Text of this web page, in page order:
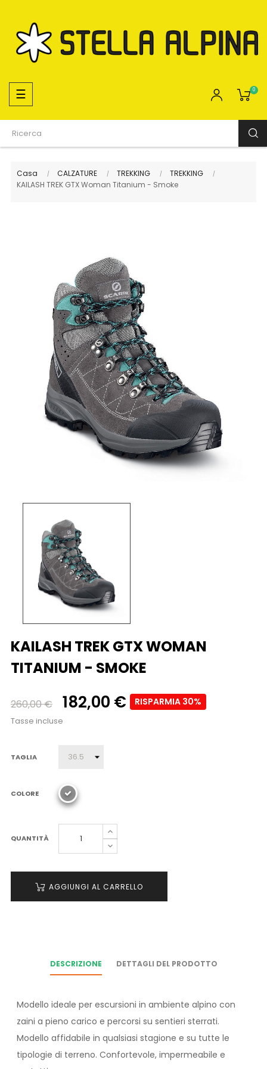
navigazione
Toggle
☰ 0
Casa CALZATURE TREKKING
TREKKING
KAILASH TREK GTX Woman Titanium - Smoke
KAILASH TREK GTX WOMAN
TITANIUM - SMOKE
260,00 € 182,00 € RISPARMIA 30%
Tasse incluse
TAGLIA
COLORE
QUANTITÀ
AGGIUNGI AL CARRELLO
DESCRIZIONE DETTAGLI DEL PRODOTTO
Modello ideale per escursioni in ambiente alpino con
zaini a pieno carico e percorsi su sentieri sterrati.
Modello affidabile in qualsiasi stagione e su tutte le
tipologie di terreno. Confortevole, impermeabile e